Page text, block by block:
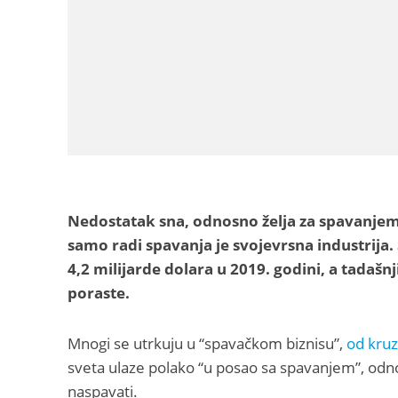
Nedostatak sna, odnosno želja za
samo radi spavanja je svojevrsna
4,2 milijarde dolara u 2019. godini, a
poraste.
Mnogi se utrkuju u “spavačkom biznisu”, od
sveta ulaze polako “u posao sa spavanjem”,
naspavati.